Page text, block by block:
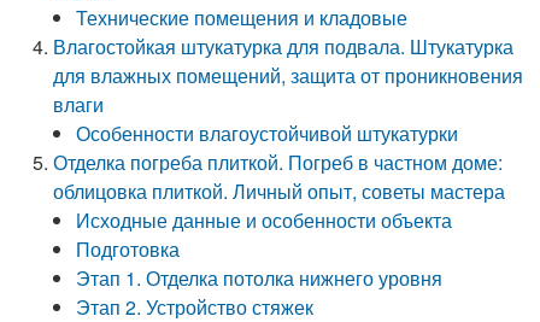
Технические помещения и кладовые
Влагостойкая штукатурка для подвала. Штукатурка
для влажных помещений, защита от проникновения
влаги
Особенности влагоустойчивой штукатурки
Отделка погреба плиткой. Погреб в частном доме:
облицовка плиткой. Личный опыт, советы мастера
Исходные данные и особенности объекта
Подготовка
Этап 1. Отделка потолка нижнего уровня
Этап 2. Устройство стяжек